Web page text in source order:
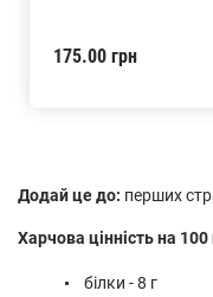
Додай це до: перших
Харчова цінність на
білки - 8 г
175.00 грн